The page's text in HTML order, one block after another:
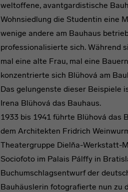
weltoffene, avantgardistische
Wohnsiedlung die Studentin eine
wenige andere am Bauhaus
professionalisierte sich. Während
mal eine alte Frau, mal eine
konzentrierte sich Blühová am
Das gelungenste dieser Beispiele
Irena Blühová das Bauhaus.
1933 bis 1941 führte Blühová das
dem Architekten Fridrich
Theatergruppe Dielňa-Werkstatt-
Sociofoto im Palais Pálffy in
Buchumschlagsentwurf der
Bauhäuslerin fotografierte nun zu